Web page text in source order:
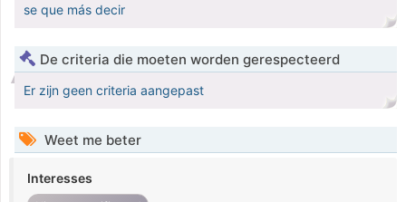
se que más decir
De criteria die moeten worden gerespecteerd
Er zijn geen criteria aangepast
Weet me beter
Interesses